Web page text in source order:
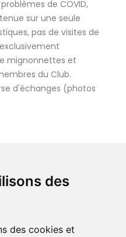
des
des cookies et
de COVID,
sur une seule
pas de visites de
mignonnettes et
du Club.
d'échanges (photos
Europe
France